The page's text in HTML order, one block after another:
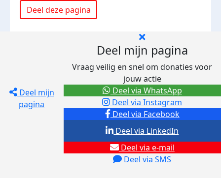
Deel deze pagina
Deel mijn
pagina
Deel mijn pagina
Vraag veilig en snel om donaties voor
jouw actie
Deel via Facebook
Deel via Instagram
Deel via e-mail
Deel via SMS
Deel via LinkedIn
Deel via WhatsApp